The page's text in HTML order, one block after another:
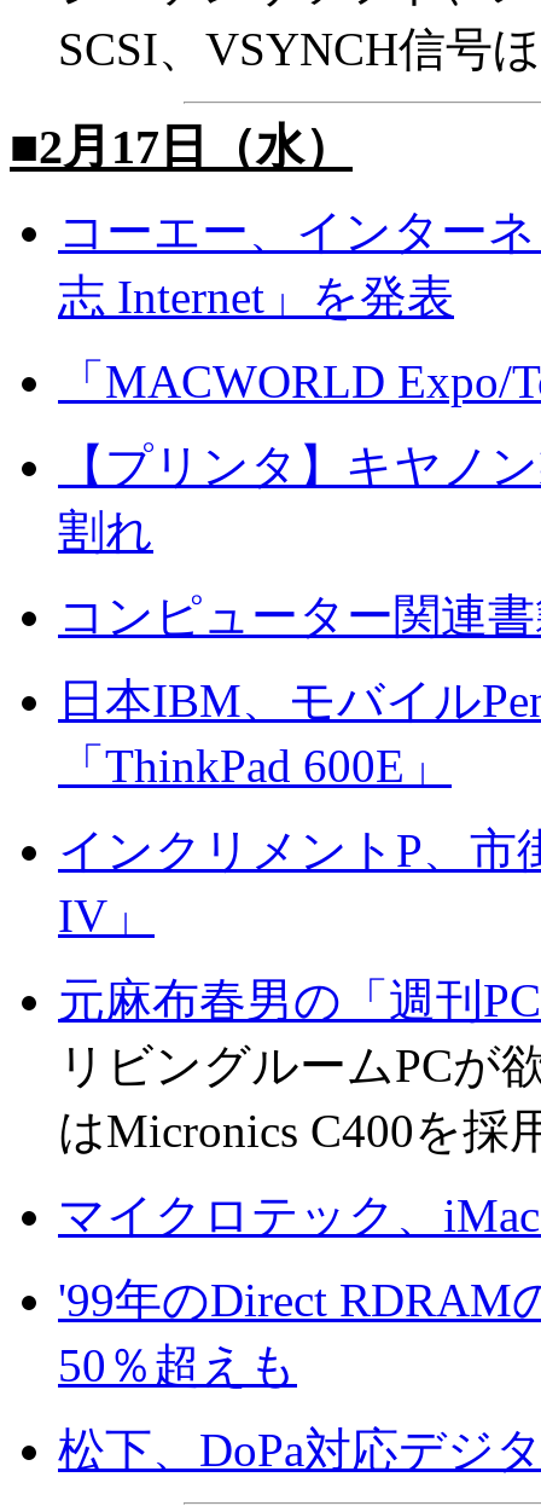
SCSI、VSYNCH信号
■2月17日（水）
コーエー、インター
志 Internet」を発表
「MACWORLD
【プリンタ】キヤノ
割れ
コンピューター関連
日本IBM、モバイル
「ThinkPad 600E」
インクリメントP、市
IV」
元麻布春男の「週刊
リビングルームPC
はMicronics C400を採
マイクロテック、
'99年のDirect RDRAM
50％超えも
松下、DoPa対応デジ